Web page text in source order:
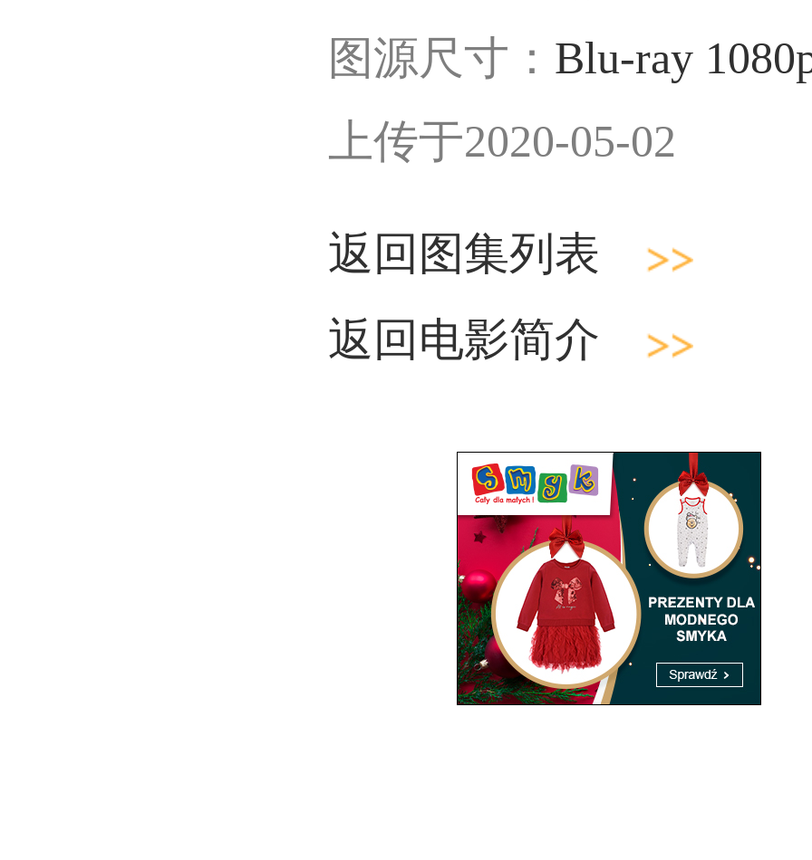
图源尺寸： Blu-ray
上传于2020-05-02
返回图集列表
返回电影简介